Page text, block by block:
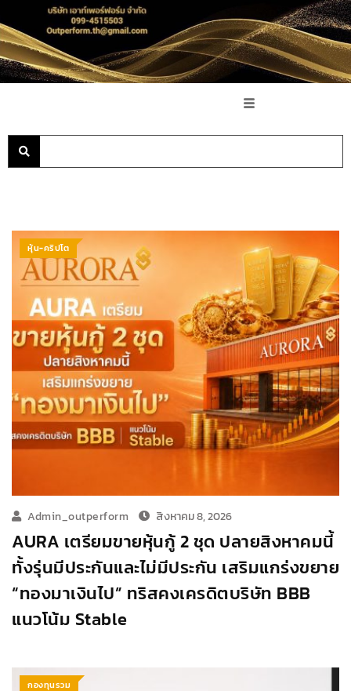
หุ้น-คริปโต
Admin_outperform สิงหาคม 8, 2026
AURA เตรียมขายหุ้นกู้ 2 ชุด ปลายสิงหาคมนี้
ทั้งรุ่นมีประกันและไม่มีประกัน เสริมแกร่งขยาย
“ทองมาเงินไป” ทริสคงเครดิตบริษัท BBB
แนวโน้ม Stable
กองทุนรวม